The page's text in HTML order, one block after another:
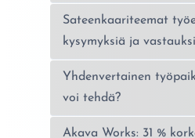
Sateenkaariteemat
kysymyksiä ja
Yhdenvertainen
voi tehdä?
Akava Works: 31 %